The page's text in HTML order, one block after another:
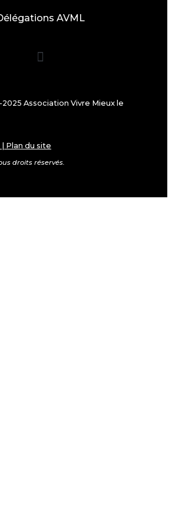
Association Vivre Mieux le
| Plan du site
droits réservés.
AVML